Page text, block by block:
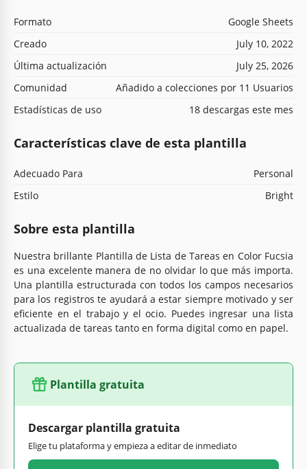
Formato
Google Sheets
Creado
July 10, 2022
Última actualización
July 25, 2026
Comunidad
Añadido a colecciones por 11 Usuarios
Estadísticas de uso
18 descargas este mes
Características clave de esta plantilla
Adecuado Para
Personal
Estilo
Bright
Sobre esta plantilla
Nuestra brillante Plantilla de Lista de Tareas en Color Fucsia
es una excelente manera de no olvidar lo que más importa.
Una plantilla estructurada con todos los campos necesarios
para los registros te ayudará a estar siempre motivado y ser
eficiente en el trabajo y el ocio. Puedes ingresar una lista
actualizada de tareas tanto en forma digital como en papel.
Plantilla gratuita
Descargar plantilla gratuita
Elige tu plataforma y empieza a editar de inmediato